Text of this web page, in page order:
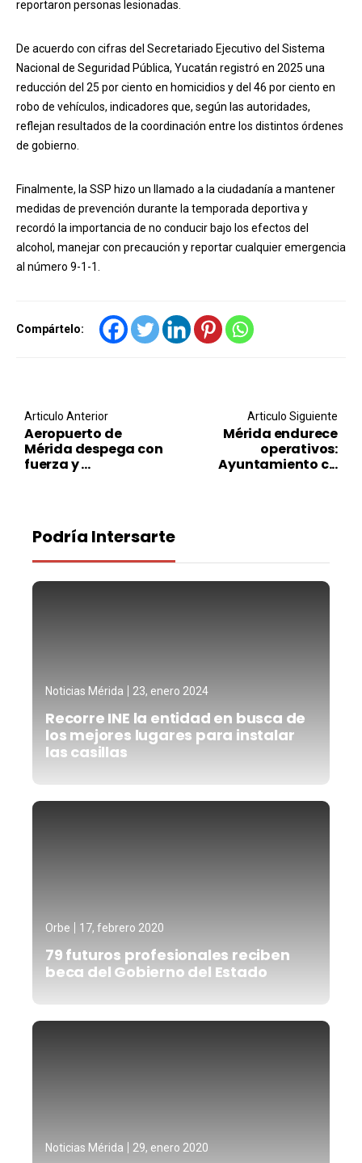
reportaron personas lesionadas.
De acuerdo con cifras del Secretariado Ejecutivo del Sistema
Nacional de Seguridad Pública, Yucatán registró en 2025 una
reducción del 25 por ciento en homicidios y del 46 por ciento en
robo de vehículos, indicadores que, según las autoridades,
reflejan resultados de la coordinación entre los distintos órdenes
de gobierno.
Finalmente, la SSP hizo un llamado a la ciudadanía a mantener
medidas de prevención durante la temporada deportiva y
recordó la importancia de no conducir bajo los efectos del
alcohol, manejar con precaución y reportar cualquier emergencia
al número 9-1-1.
Compártelo:
Post navigation
Articulo Anterior
Aeropuerto de
Mérida despega con
fuerza y ...
Articulo Siguiente
Mérida endurece
operativos:
Ayuntamiento c...
Podría Intersarte
Noticias Mérida 23, enero 2024
Recorre INE la entidad en busca de
los mejores lugares para instalar
las casillas
Orbe 17, febrero 2020
79 futuros profesionales reciben
beca del Gobierno del Estado
Noticias Mérida 29, enero 2020